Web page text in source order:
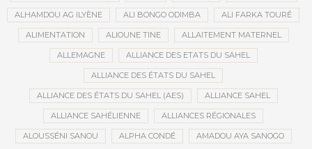
ALHAMDOU AG ILYÈNE ALI BONGO ODIMBA ALI FARKA TOURÉ
ALIMENTATION ALIOUNE TINE ALLAITEMENT MATERNEL
ALLEMAGNE ALLIANCE DES ETATS DU SAHEL
ALLIANCE DES ÉTATS DU SAHEL
ALLIANCE DES ÉTATS DU SAHEL (AES) ALLIANCE SAHEL
ALLIANCE SAHÉLIENNE ALLIANCES RÉGIONALES
ALOUSSÉNI SANOU ALPHA CONDÉ AMADOU AYA SANOGO